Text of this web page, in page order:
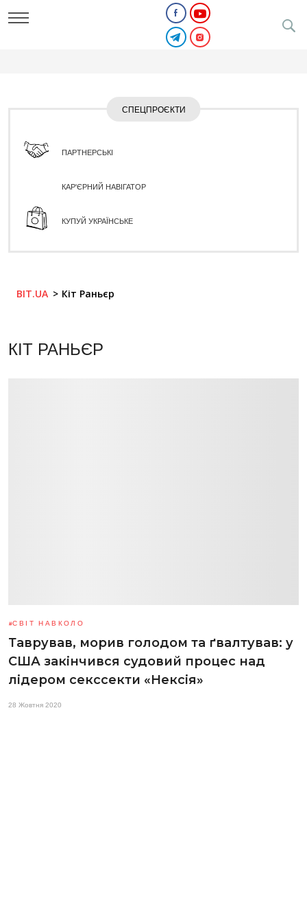
СПЕЦПРОЄКТИ
ПАРТНЕРСЬКІ
КАР'ЄРНИЙ НАВІГАТОР
КУПУЙ УКРАЇНСЬКЕ
BIT.UA Кіт Раньєр
КІТ РАНЬЄР
СВІТ НАВКОЛО
Таврував, морив голодом та ґвалтував: у
США закінчився судовий процес над
лідером секссекти «Нексія»
28 Жовтня 2020